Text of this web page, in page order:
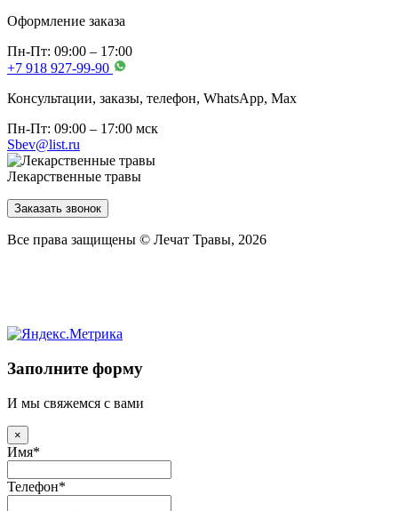
Оформление заказа
Пн-Пт: 09:00 – 17:00
+7 918 927-99-90
Консультации, заказы, телефон, WhatsApp, Мах
Пн-Пт: 09:00 – 17:00 мск
Sbev@list.ru
Лекарственные травы
Заказать звонок
Все права защищены © Лечат Травы, 2026
Заполните форму
И мы свяжемся с вами
×
Имя*
Телефон*